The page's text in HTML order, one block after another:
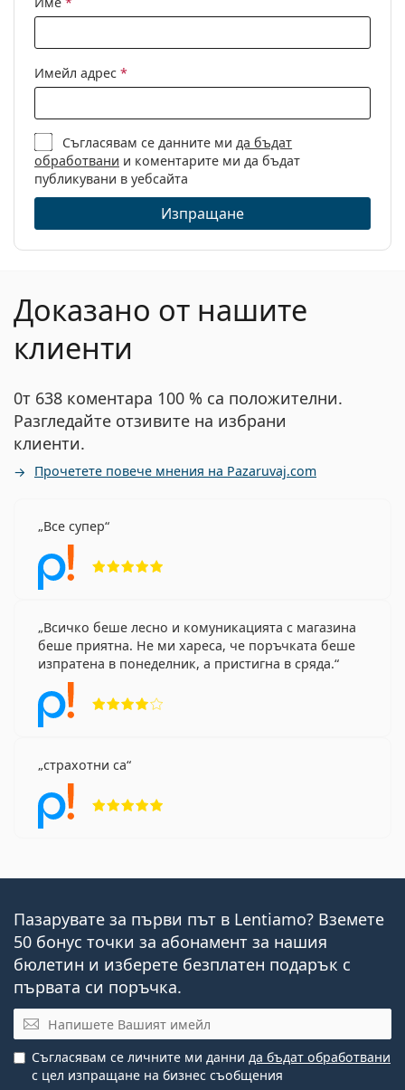
Категория:
Диоптрични очила
Марка:
Chloé
Код:
CH0034O 002 18 53
Имейл адрес *
Съгласявам се данните ми да бъдат
обработвани и коментарите ми да бъдат
публикувани в уебсайта
Изпращане
Доказано от нашите
клиенти
0т 638 коментара 100 % са положителни.
Разгледайте отзивите на избрани
клиенти.
Прочетете повече мнения на Pazaruvaj.com
Все супер
Всичко беше лесно и комуникацията с магазина
беше приятна. Не ми хареса, че поръчката беше
изпратена в понеделник, а пристигна в сряда.
страхотни са
Пазарувате за първи път в Lentiamo? Вземете
50 бонус точки за абонамент за нашия
бюлетин и изберете безплатен подарък с
първата си поръчка.
Имейл
Съгласявам се личните ми данни да бъдат обработвани
с цел изпращане на бизнес съобщения